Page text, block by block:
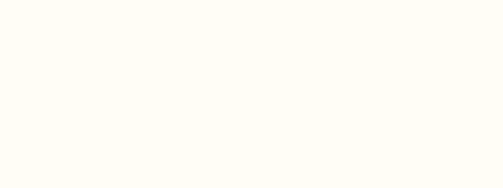
og special designet vinskab der fylder en hel væg, der er endvidere loft til kip
til 2 dejlige terrasser. Bryggers med masser af skabsplads samt vaskemaskine
er der direkte adgang til eget badeværelse med bruseafsnit. Dejlig